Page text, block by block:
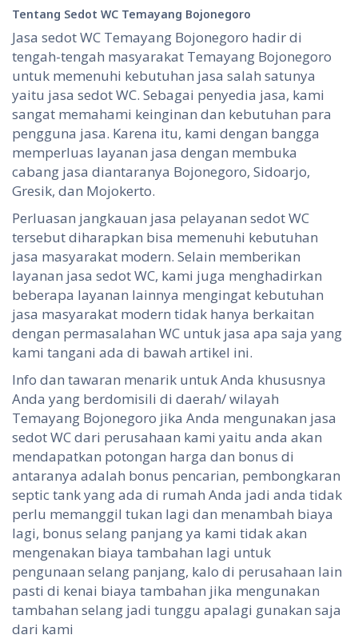
Tentang Sedot WC Temayang Bojonegoro
Jasa sedot WC Temayang Bojonegoro hadir di
tengah-tengah masyarakat Temayang Bojonegoro
untuk memenuhi kebutuhan jasa salah satunya
yaitu jasa sedot WC. Sebagai penyedia jasa, kami
sangat memahami keinginan dan kebutuhan para
pengguna jasa. Karena itu, kami dengan bangga
memperluas layanan jasa dengan membuka
cabang jasa diantaranya Bojonegoro, Sidoarjo,
Gresik, dan Mojokerto.
Perluasan jangkauan jasa pelayanan sedot WC
tersebut diharapkan bisa memenuhi kebutuhan
jasa masyarakat modern. Selain memberikan
layanan jasa sedot WC, kami juga menghadirkan
beberapa layanan lainnya mengingat kebutuhan
jasa masyarakat modern tidak hanya berkaitan
dengan permasalahan WC untuk jasa apa saja yang
kami tangani ada di bawah artikel ini.
Info dan tawaran menarik untuk Anda khususnya
Anda yang berdomisili di daerah/ wilayah
Temayang Bojonegoro jika Anda mengunakan jasa
sedot WC dari perusahaan kami yaitu anda akan
mendapatkan potongan harga dan bonus di
antaranya adalah bonus pencarian, pembongkaran
septic tank yang ada di rumah Anda jadi anda tidak
perlu memanggil tukan lagi dan menambah biaya
lagi, bonus selang panjang ya kami tidak akan
mengenakan biaya tambahan lagi untuk
pengunaan selang panjang, kalo di perusahaan lain
pasti di kenai biaya tambahan jika mengunakan
tambahan selang jadi tunggu apalagi gunakan saja
dari kami